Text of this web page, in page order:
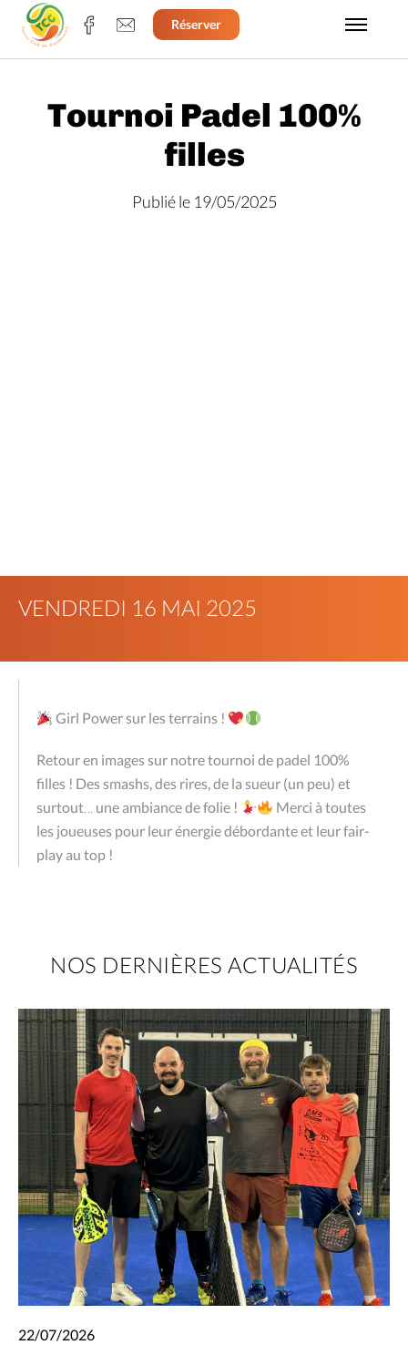
Réserver
Tournoi Padel 100%
filles
Publié le 19/05/2025
VENDREDI 16 MAI 2025
Girl Power sur les terrains !
Retour en images sur notre tournoi de padel 100%
filles ! Des smashs, des rires, de la sueur (un peu) et
surtout… une ambiance de folie !
Merci à toutes
les joueuses pour leur énergie débordante et leur fair-
play au top !
NOS DERNIÈRES ACTUALITÉS
22/07/2026